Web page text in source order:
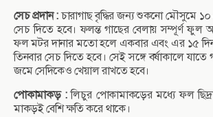
সেচ প্রদান :চারাগাছ বৃদ্ধির জন্য শুকনো মৌসুমে
সেচ দিতে হবে। ফলন্ত গাছের বেলায় সম্পূর্ণ ফুল
ফল মটর দানার মতো হলে একবার এবং এর ১৫
তিনবার সেচ দিতে হবে। সেই সঙ্গে বর্ষাকালে
জমে সেদিকেও খেয়াল রাখতে হবে।
পোকামাকড় :লিচুর পোকামাকড়ের মধ্যে ফল
মাকড়ই বেশি ক্ষতি করে থাকে।